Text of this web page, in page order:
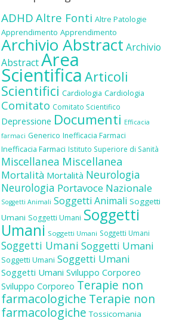
ADHD Altre Fonti Altre Patologie
Apprendimento Apprendimento
Archivio Abstract Archivio
AbstractArea
Scientifica Articoli
Scientifici Cardiologia Cardiologia
Comitato Comitato Scientifico
Depressione Documenti Efficacia
farmaci Generico Inefficacia Farmaci
Inefficacia Farmaci Istituto Superiore di Sanità
Miscellanea Miscellanea
Mortalità Mortalità Neurologia
Neurologia Portavoce Nazionale
Soggetti Animali Soggetti Animali Soggetti
Umani Soggetti Umani Soggetti
Umani Soggetti Umani Soggetti Umani
Soggetti Umani Soggetti Umani
Soggetti Umani Soggetti Umani
Soggetti Umani Sviluppo Corporeo
Sviluppo Corporeo Terapie non
farmacologiche Terapie non
farmacologiche Tossicomania